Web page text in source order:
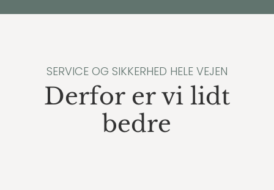
SERVICE OG SIKKERHED HELE VEJEN
Derfor er vi lidt
bedre